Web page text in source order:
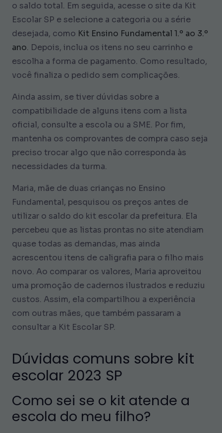
o saldo total. Em seguida, acesse o site da Kit
Escolar SP e selecione a categoria ou a série
desejada, como Kit Ensino Fundamental 1.º ao 3.º
ano. Depois, inclua os itens no seu carrinho e
escolha a forma de pagamento. Como resultado,
você finaliza o pedido sem complicações.
Ainda assim, se tiver dúvidas sobre a
compatibilidade de alguns itens com a lista
oficial, consulte a escola ou a SME. Por fim,
mantenha os comprovantes de compra caso seja
preciso trocar algo que não corresponda às
necessidades da turma.
Maria, mãe de duas crianças no Ensino
Fundamental, pesquisou os preços antes de
utilizar o saldo do kit escolar da prefeitura. Ela
percebeu que as listas prontas no site atendiam
quase todas as demandas, mas ainda
acrescentou itens de caligrafia para o filho mais
novo. Ao comparar os valores, Maria aproveitou
uma promoção de cadernos ilustrados e reduziu
custos. Assim, ela compartilhou a experiência
com outras mães, que também passaram a
consultar a Kit Escolar SP.
Dúvidas comuns sobre kit
escolar 2023 SP
Como sei se o kit atende a
escola do meu filho?